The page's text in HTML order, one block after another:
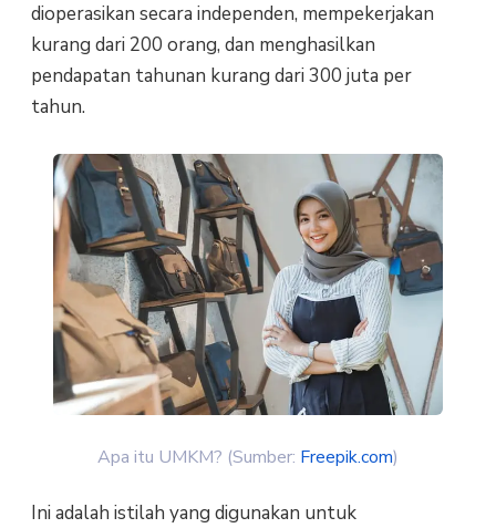
dioperasikan secara independen, mempekerjakan
kurang dari 200 orang, dan menghasilkan
pendapatan tahunan kurang dari 300 juta per
tahun.
Apa itu UMKM? (Sumber: Freepik.com)
Ini adalah istilah yang digunakan untuk